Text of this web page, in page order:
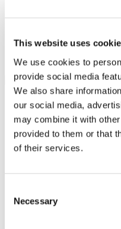
This website uses
We use cookies to
provide social media
We also share
our social media,
may combine it with
provided to them or that
of their services.
Selection
Necessary